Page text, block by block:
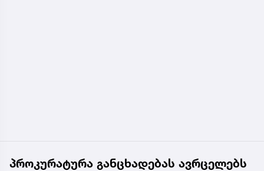
პროკურატურა განცხადებას ავრცელებს